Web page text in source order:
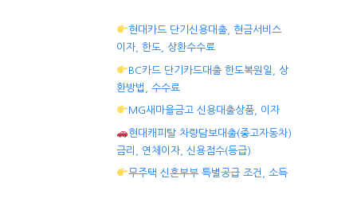
현대카드 단기신용대출, 현금서비스
이자, 한도, 상환수수료
BC카드 단기카드대출 한도복원일, 상
환방법, 수수료
MG새마을금고 신용대출상품, 이자
현대캐피탈 차량담보대출(중고자동차)
금리, 연체이자, 신용점수(등급)
무주택 신혼부부 특별공급 조건, 소득